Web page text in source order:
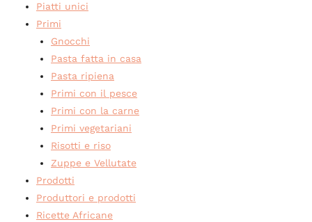
Piatti unici
Primi
Gnocchi
Pasta fatta in casa
Pasta ripiena
Primi con il pesce
Primi con la carne
Primi vegetariani
Risotti e riso
Zuppe e Vellutate
Prodotti
Produttori e prodotti
Ricette Africane